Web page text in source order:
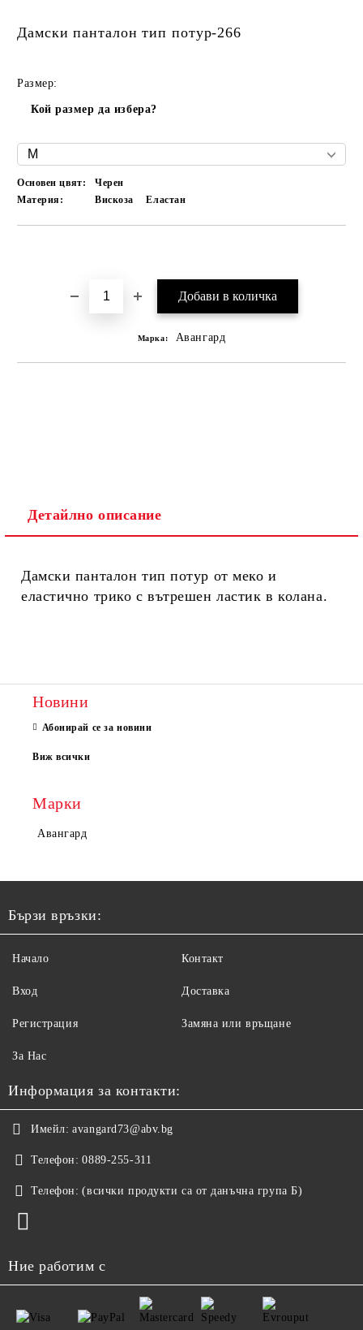
Дамски панталон тип потур-266
Размер:
Кой размер да избера?
Основен цвят:
Черен
Материя:
Вискоза Еластан
Марка: Авангард
Детайлно описание
Дамски панталон тип потур от меко и
еластично трико с вътрешен ластик в колана.
Новини
Абонирай се за новини
Виж всички
Марки
Авангард
Бързи връзки:
Начало
Вход
Регистрация
За Нас
Контакт
Доставка
Замяна или връщане
Информация за контакти:
Имейл: avangard73@abv.bg
Телефон: 0889-255-311
Телефон: (всички продукти са от данъчна група Б)
Ние работим с